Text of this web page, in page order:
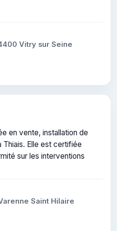
réalisées.
Vitry sur Seine
en vente, installation de
Elle est certifiée
sur les interventions
Saint Hilaire